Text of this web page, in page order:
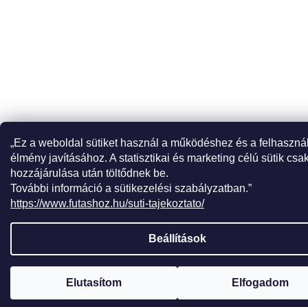
„Ez a weboldal sütiket használ a működéshez és a
élmény javításához. A statisztikai és marketing célú sütik
hozzájárulása után töltődnek be.
További információ a sütikezelési szabályzatban.”
https://www.futashoz.hu/suti-tajekoztato/
Beállítások
Elutasítom Elfogadom